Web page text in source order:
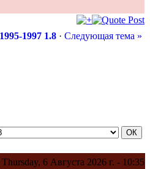
1997 1.8 · Следующая тема »
6 Августа 2026 г. - 10:35